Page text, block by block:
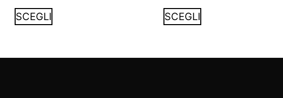
SCEGLI SCEGLI